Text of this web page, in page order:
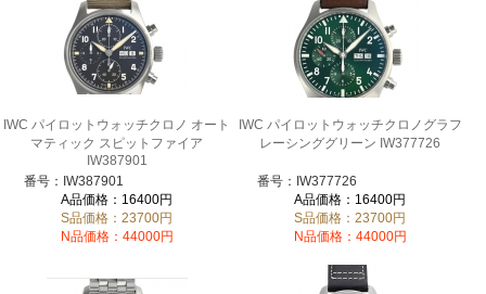
IWC パイロットウォッチクロノ オート
マティック スピットファイア
IW387901
番号：IW387901
A品価格：16400円
S品価格：23700円
N品価格：44000円
IWC パイロットウォッチクロノグラフ
レーシンググリーン IW377726
番号：IW377726
A品価格：16400円
S品価格：23700円
N品価格：44000円